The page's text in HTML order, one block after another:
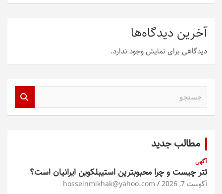
آخرین دیدگاه‌ها
دیدگاهی برای نمایش وجود ندارد.
مطالب جدید
آگهی
تتر چیست و چرا محبوبترین استیبلکوین ایرانیان است؟
آگوست 7, 2026 hosseinmikhak@yahoo.com